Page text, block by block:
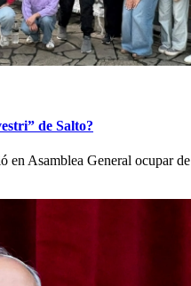
de Salto?
Asamblea General ocupar